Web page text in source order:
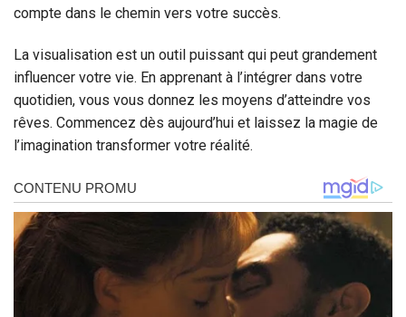
compte dans le chemin vers votre succès.
La visualisation est un outil puissant qui peut grandement
influencer votre vie. En apprenant à l’intégrer dans votre
quotidien, vous vous donnez les moyens d’atteindre vos
rêves. Commencez dès aujourd’hui et laissez la magie de
l’imagination transformer votre réalité.